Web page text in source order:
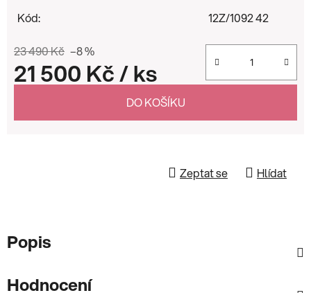
Kód:
12Z/1092 42
23 490 Kč –8 %
21 500 Kč/ ks
DO KOŠÍKU
Zeptat se Hlídat
Popis
Hodnocení